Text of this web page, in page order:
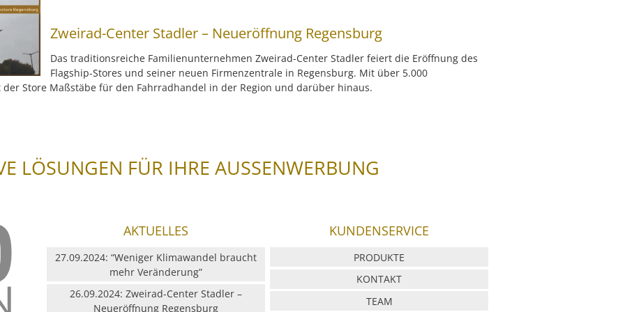
Zweirad-Center Stadler – Neueröffnung Regensburg
Das traditionsreiche Familienunternehmen Zweirad-Center Stadler feiert die Eröffnung des
Flagship-Stores und seiner neuen Firmenzentrale in Regensburg. Mit über 5.000
Store Maßstäbe für den Fahrradhandel in der Region und darüber hinaus.
LÖSUNGEN FÜR IHRE AUSSENWERBUNG
AKTUELLES
27.09.2024: “Weniger Klimawandel braucht
mehr Veränderung”
26.09.2024: Zweirad-Center Stadler –
Neueröffnung Regensburg
KUNDENSERVICE
PRODUKTE
KONTAKT
TEAM